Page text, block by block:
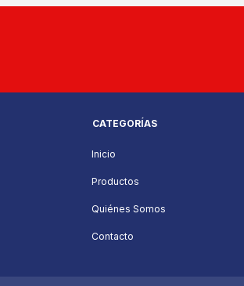
CATEGORÍAS
Inicio
Productos
Quiénes Somos
Contacto